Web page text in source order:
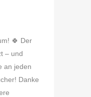
🍀 Der
– und
an jeden
Danke